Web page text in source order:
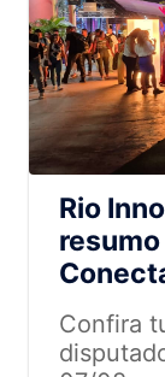
Rio
Confira